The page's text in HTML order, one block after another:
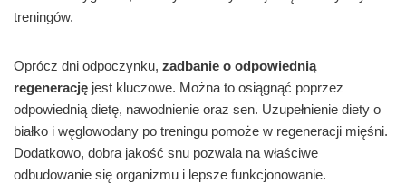
treningów.
Oprócz dni odpoczynku, zadbanie o odpowiednią
regenerację jest kluczowe. Można to osiągnąć poprzez
odpowiednią dietę, nawodnienie oraz sen. Uzupełnienie diety o
białko i węglowodany po treningu pomoże w regeneracji mięśni.
Dodatkowo, dobra jakość snu pozwala na właściwe
odbudowanie się organizmu i lepsze funkcjonowanie.